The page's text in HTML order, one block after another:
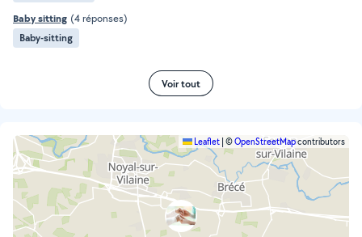
Baby sitting (4 réponses)
Baby-sitting
Voir tout
Leaflet ©OpenStreetMapcontributors